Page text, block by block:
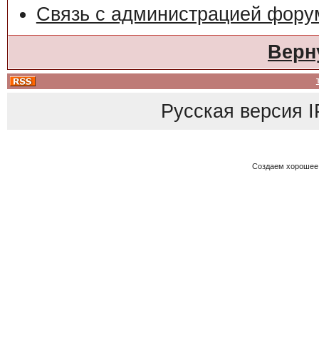
Связь с администрацией
Русская версия
Создаем